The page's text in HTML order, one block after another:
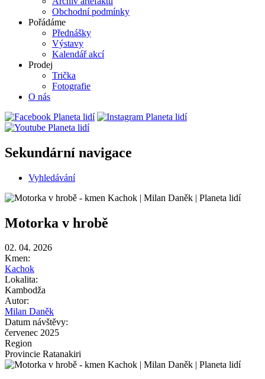
Obchodní podmínky
Pořádáme
Přednášky
Výstavy
Kalendář akcí
Prodej
Trička
Fotografie
O nás
Sekundární navigace
Vyhledávání
Motorka v hrobě
02. 04. 2026
Kmen:
Kachok
Lokalita:
Kambodža
Autor:
Milan Daněk
Datum návštěvy:
červenec 2025
Region
Provincie Ratanakiri